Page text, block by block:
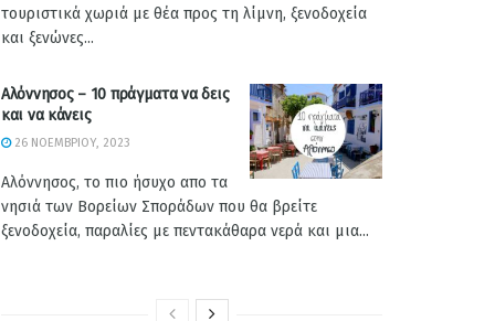
τουριστικά χωριά με θέα προς τη λίμνη, ξενοδοχεία
και ξενώνες...
Αλόννησος – 10 πράγματα να δεις
και να κάνεις
26 ΝΟΕΜΒΡΊΟΥ, 2023
Αλόννησος, το πιο ήσυχο απο τα
νησιά των Βορείων Σποράδων που θα βρείτε
ξενοδοχεία, παραλίες με πεντακάθαρα νερά και μια...